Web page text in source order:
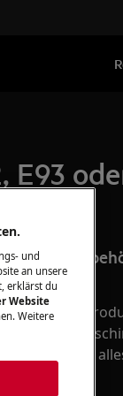
E93
Produkt
aus Ihrem
-
- wir haben
und
an unsere
erklärst du
Website
Weitere